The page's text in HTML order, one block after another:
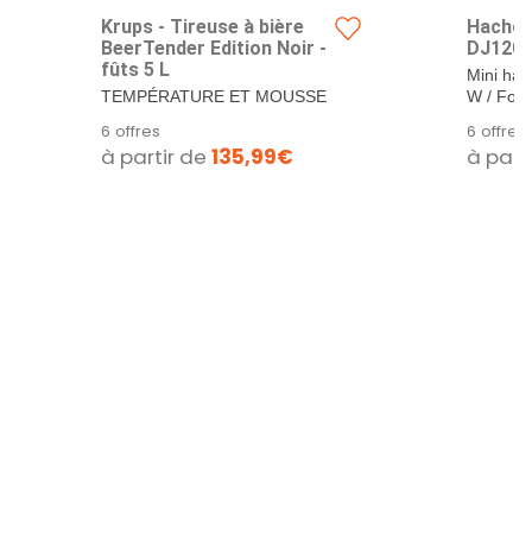
Krups - Tireuse à bière
BeerTender Edition Noir -
fûts 5 L
TEMPÉRATURE ET MOUSSE
bière conçue pour...
6 offres
à partir de 135,99€
Mini
W /
6 offres
à